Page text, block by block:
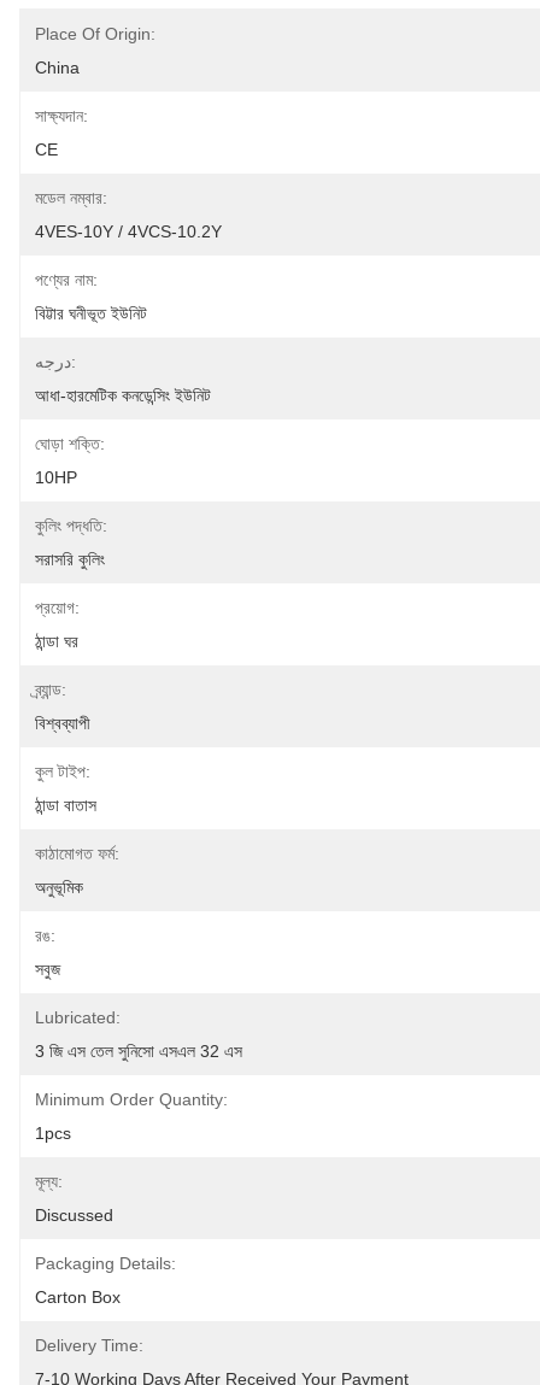
Place Of Origin:
China
সাক্ষ্যদান:
CE
মডেল নম্বার:
4VES-10Y / 4VCS-10.2Y
পণ্যের নাম:
বিট্টার ঘনীভূত ইউনিট
درجه:
আধা-হারমেটিক কনডেন্সিং ইউনিট
ঘোড়া শক্তি:
10HP
কুলিং পদ্ধতি:
সরাসরি কুলিং
প্রয়োগ:
ঠান্ডা ঘর
ব্র্যান্ড:
বিশ্বব্যাপী
কুল টাইপ:
ঠান্ডা বাতাস
কাঠামোগত ফর্ম:
অনুভূমিক
রঙ:
সবুজ
Lubricated:
3 জি এস তেল সুনিসো এসএল 32 এস
Minimum Order Quantity:
1pcs
মূল্য:
Discussed
Packaging Details:
Carton Box
Delivery Time:
7-10 Working Days After Received Your Payment